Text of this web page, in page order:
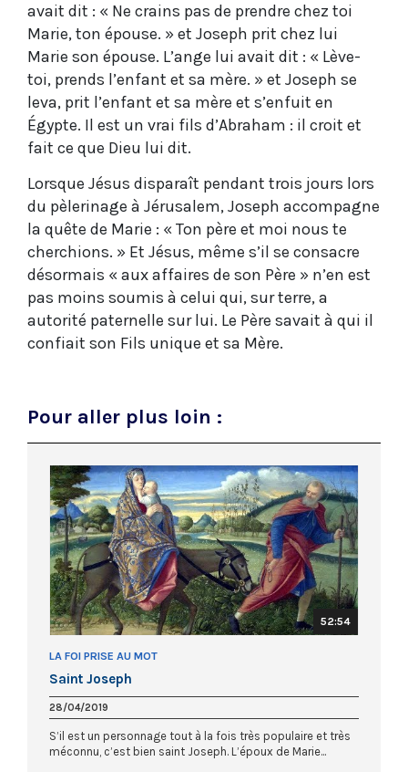
avait dit : « Ne crains pas de prendre chez toi
Marie, ton épouse. » et Joseph prit chez lui
Marie son épouse. L’ange lui avait dit : « Lève-
toi, prends l’enfant et sa mère. » et Joseph se
leva, prit l’enfant et sa mère et s’enfuit en
Égypte. Il est un vrai fils d’Abraham : il croit et
fait ce que Dieu lui dit.
Lorsque Jésus disparaît pendant trois jours lors
du pèlerinage à Jérusalem, Joseph accompagne
la quête de Marie : « Ton père et moi nous te
cherchions. » Et Jésus, même s’il se consacre
désormais « aux affaires de son Père » n’en est
pas moins soumis à celui qui, sur terre, a
autorité paternelle sur lui. Le Père savait à qui il
confiait son Fils unique et sa Mère.
Pour aller plus loin :
52:54
LA FOI PRISE AU MOT
Saint Joseph
28/04/2019
S’il est un personnage tout à la fois très populaire et très
méconnu, c’est bien saint Joseph. L’époux de Marie...